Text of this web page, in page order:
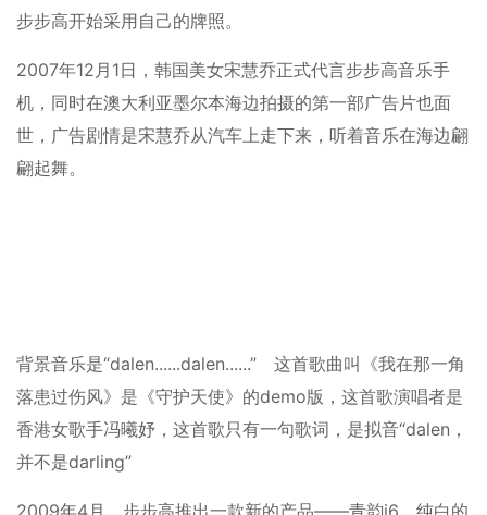
步步高开始采用自己的牌照。
2007年12月1日，韩国美女宋慧乔正式代言步步高音乐手
机，同时在澳大利亚墨尔本海边拍摄的第一部广告片也面
世，广告剧情是宋慧乔从汽车上走下来，听着音乐在海边翩
翩起舞。
背景音乐是“dalen......dalen......” 这首歌曲叫《我在那一角
落患过伤风》是《守护天使》的demo版，这首歌演唱者是
香港女歌手冯曦妤，这首歌只有一句歌词，是拟音“dalen，
并不是darling”
2009年4月，步步高推出一款新的产品——青韵i6，纯白的